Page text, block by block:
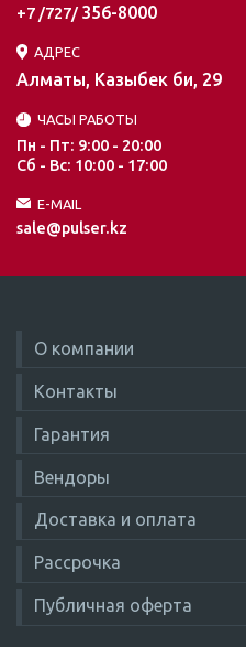
+7 /727/ 356-8000
АДРЕС
Алматы, Казыбек би, 29
ЧАСЫ РАБОТЫ
Пн - Пт: 9:00 - 20:00
Сб - Вс: 10:00 - 17:00
E-MAIL
sale@pulser.kz
О компании
Контакты
Гарантия
Вендоры
Доставка и оплата
Рассрочка
Публичная оферта